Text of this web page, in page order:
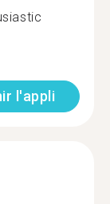
l'appli